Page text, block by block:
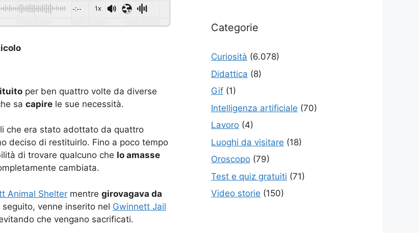
-:-- 1x
per ben quattro volte da diverse
sa capire le sue necessità.
che era stato adottato da quattro
deciso di restituirlo. Fino a poco tempo
di trovare qualcuno che lo amasse
cambiata.
Animal Shelter mentre girovagava da
venne inserito nel Gwinnett Jail
che vengano sacrificati.
Categorie
Curiosità (6.078)
Didattica (8)
Gif (1)
Intelligenza artificiale (70)
Lavoro (4)
Luoghi da visitare (18)
Oroscopo (79)
Test e quiz gratuiti (71)
Video storie (150)